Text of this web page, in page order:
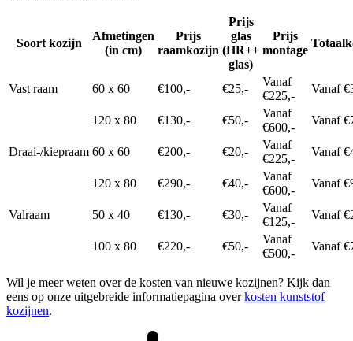
Soort kozijn
Afmetingen
(in cm)
Prijs
raamkozijn
Prijs
glas
(HR++
glas)
Prijs
montage
Vast raam 60 x 60 €100,- €25,-
Vanaf
€225,-
Vanaf
120 x 80 €130,- €50,-
Vanaf
€600,-
Vanaf
Draai-/kiepraam 60 x 60 €200,- €20,-
Vanaf
€225,-
Vanaf
120 x 80 €290,- €40,-
Vanaf
€600,-
Vanaf
Valraam 50 x 40 €130,- €30,-
Vanaf
€125,-
Vanaf
100 x 80 €220,- €50,-
Vanaf
€500,-
Vanaf
Wil je meer weten over de kosten van nieuwe kozijnen? Kijk dan
eens op onze uitgebreide informatiepagina overkosten kunststof
kozijnen.